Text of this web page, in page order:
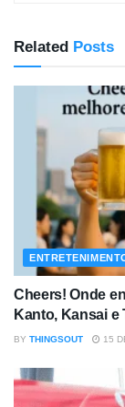
Related Posts
Cheers! Onde
Kanto, Kansai e
BY THINGSOUT 15